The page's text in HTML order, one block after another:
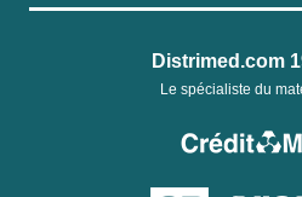
Distrimed.com
Le spécialiste du